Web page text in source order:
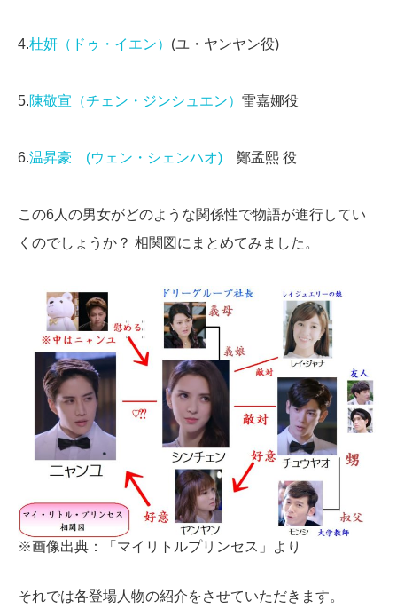
4.杜妍（ドゥ・イエン） (ユ・ヤンヤン役)
5.陳敬宣（チェン・ジンシュエン） 雷嘉娜役
6.温昇豪 (ウェン・シェンハオ) 鄭孟熙 役
この6人の男女がどのような関係性で物語が進行してい
くのでしょうか？ 相関図にまとめてみました。
※画像出典：「マイリトルプリンセス」より
それでは各登場人物の紹介をさせていただきます。